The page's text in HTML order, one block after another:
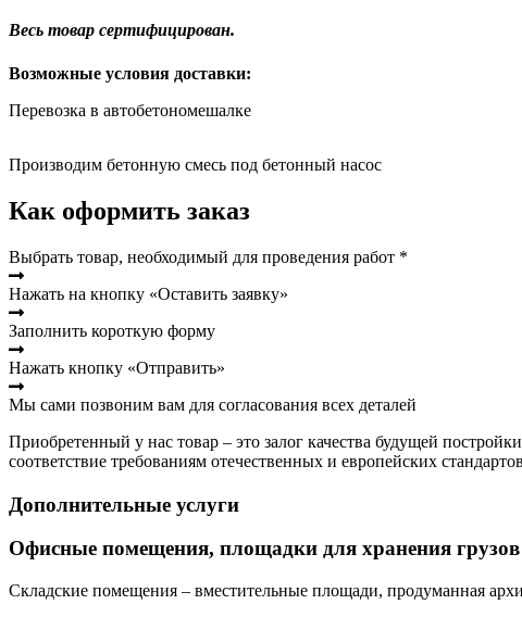
Весь товар сертифицирован.
Возможные условия доставки:
Перевозка в автобетономешалке
Производим бетонную смесь под бетонный насос
Как оформить заказ
Выбрать товар, необходимый для проведения работ *
Нажать на кнопку «Оставить заявку»
Заполнить короткую форму
Нажать кнопку «Отправить»
Мы сами позвоним вам для согласования всех деталей
Приобретенный у нас товар – это залог качества будущей
соответствие требованиям отечественных и европейских
Дополнительные услуги
Офисные помещения, площадки для хранения
Складские помещения – вместительные площади, продуманная